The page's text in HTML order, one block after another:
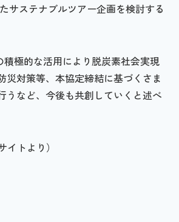
サステナブルツアー企画を検討する
積極的な活用により脱炭素社会実現
災対策等、本協定締結に基づくさま
うなど、今後も共創していくと述べ
イトより）